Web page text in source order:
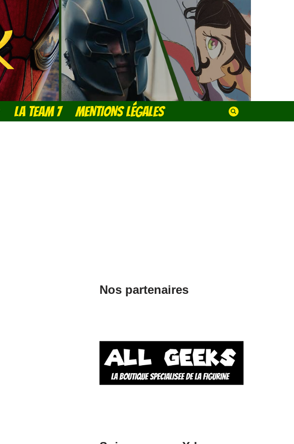
LA TEAM 7 MENTIONS LÉGALES
Nos partenaires